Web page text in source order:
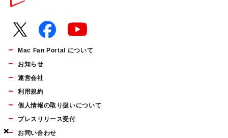
×
×
×
Mac Fan Portal について
お知らせ
運営会社
利用規約
個人情報の取り扱いについて
プレスリリース受付
お問い合わせ